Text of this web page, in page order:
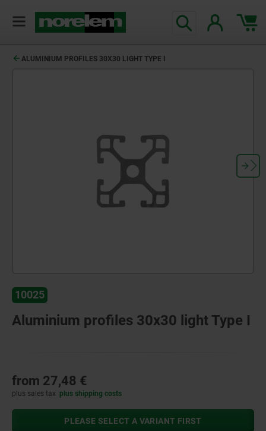
ALUMINIUM PROFILES 30X30 LIGHT TYPE I
10025
Aluminium profiles 30x30 light Type I
from 27,48 €
plus sales tax plus shipping costs
PLEASE SELECT A VARIANT FIRST